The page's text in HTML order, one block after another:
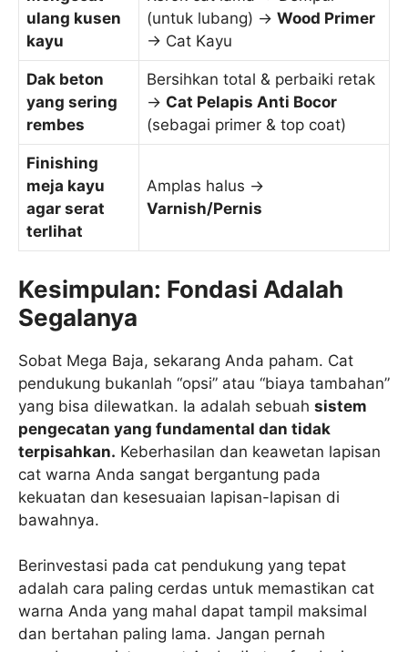
ulang kusen
kayu
(untuk lubang) -> Wood Primer
-> Cat Kayu
Dak beton
yang sering
rembes
Bersihkan total & perbaiki retak
-> Cat Pelapis Anti Bocor
(sebagai primer & top coat)
Finishing
meja kayu
agar serat
terlihat
Amplas halus ->
Varnish/Pernis
Kesimpulan: Fondasi Adalah
Segalanya
Sobat Mega Baja, sekarang Anda paham. Cat
pendukung bukanlah “opsi” atau “biaya tambahan”
yang bisa dilewatkan. Ia adalah sebuah sistem
pengecatan yang fundamental dan tidak
terpisahkan. Keberhasilan dan keawetan lapisan
cat warna Anda sangat bergantung pada
kekuatan dan kesesuaian lapisan-lapisan di
bawahnya.
Berinvestasi pada cat pendukung yang tepat
adalah cara paling cerdas untuk memastikan cat
warna Anda yang mahal dapat tampil maksimal
dan bertahan paling lama. Jangan pernah